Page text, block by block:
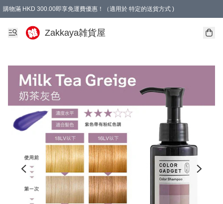
購物滿 HKD 300.00即享免運費優惠！（適用於 特定的送貨方式 )
Zakkaya雑貨屋